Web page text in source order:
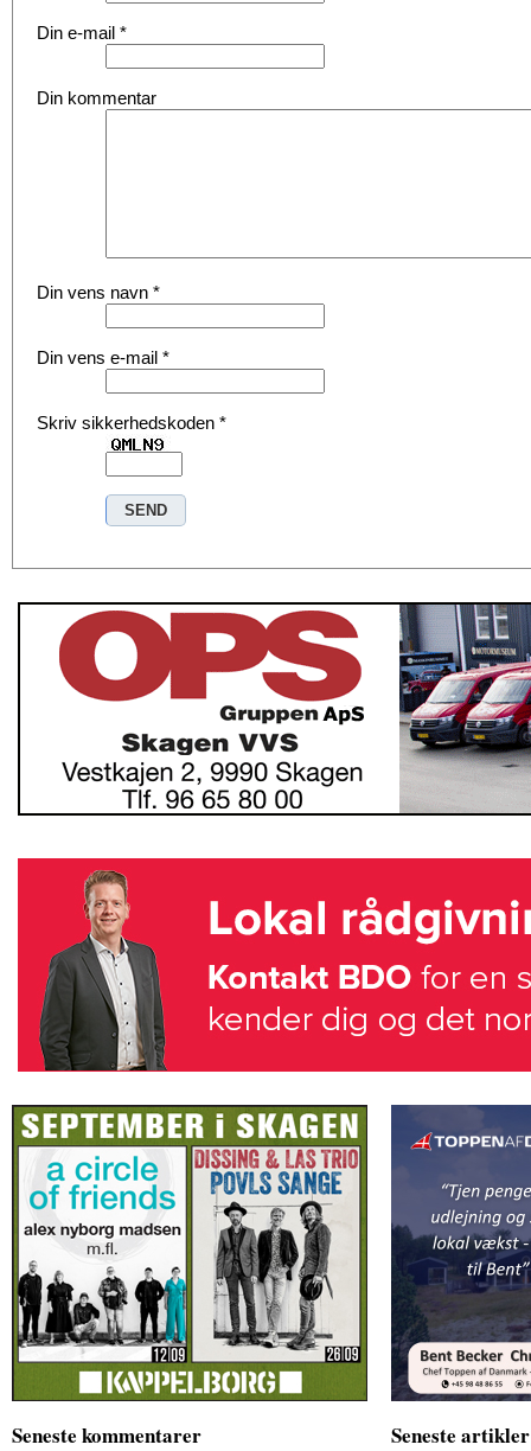
Din e-mail *
Din kommentar
Din vens navn *
Din vens e-mail *
Skriv sikkerhedskoden *
Seneste kommentarer Seneste artikler